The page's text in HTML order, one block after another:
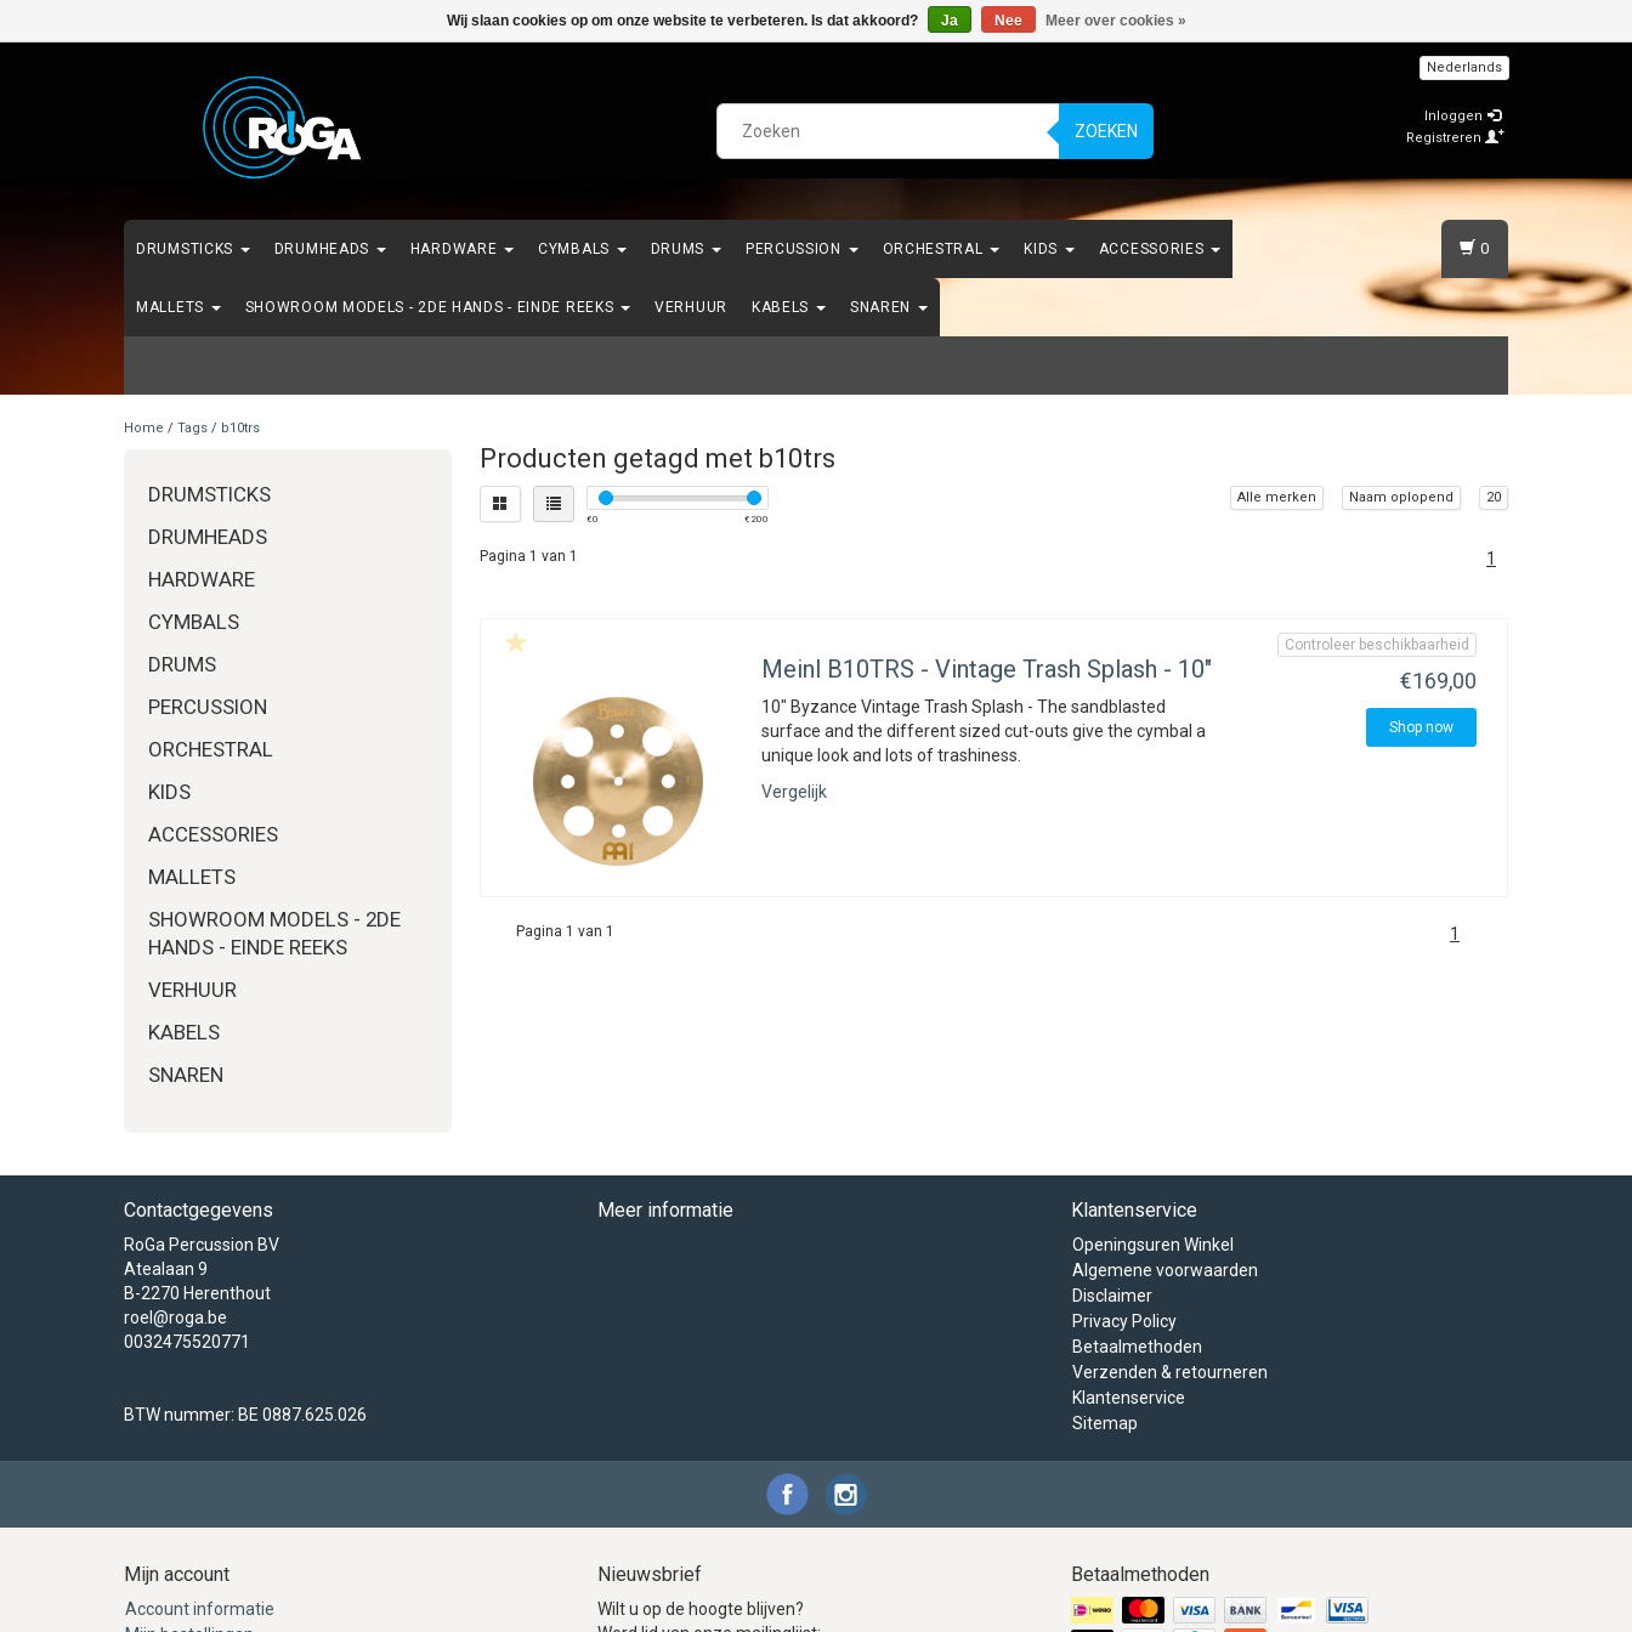
ZOEKEN
Nederlands
Inloggen
Registreren
DRUMSTICKS DRUMHEADS HARDWARE CYMBALS DRUMS PERCUSSION ORCHESTRAL KIDS ACCESSORIES
MALLETS SHOWROOM MODELS - 2DE HANDS - EINDE REEKS VERHUUR KABELS SNAREN
0
Home / Tags / b10trs
DRUMSTICKS
DRUMHEADS
HARDWARE
CYMBALS
DRUMS
PERCUSSION
ORCHESTRAL
KIDS
ACCESSORIES
MALLETS
SHOWROOM MODELS - 2DE
HANDS - EINDE REEKS
VERHUUR
KABELS
SNAREN
Producten getagd met b10trs
€0 € 200
Alle merken Naam oplopend 20
Pagina 1 van 1 1
Meinl B10TRS - Vintage Trash Splash - 10"
10" Byzance Vintage Trash Splash - The sandblasted
surface and the different sized cut-outs give the cymbal a
unique look and lots of trashiness.
Vergelijk
Controleer beschikbaarheid
€169,00
Shop now
Pagina 1 van 1 1
Contactgegevens
RoGa Percussion BV
Atealaan 9
B-2270 Herenthout
roel@roga.be
0032475520771
BTW nummer: BE 0887.625.026
Meer informatie Klantenservice
Openingsuren Winkel
Algemene voorwaarden
Disclaimer
Privacy Policy
Betaalmethoden
Verzenden & retourneren
Klantenservice
Sitemap
Mijn account
Account informatie
Nieuwsbrief
Wilt u op de hoogte blijven?
Betaalmethoden
Wij slaan cookies op om onze website te verbeteren. Is dat akkoord? Ja Nee Meer over cookies »